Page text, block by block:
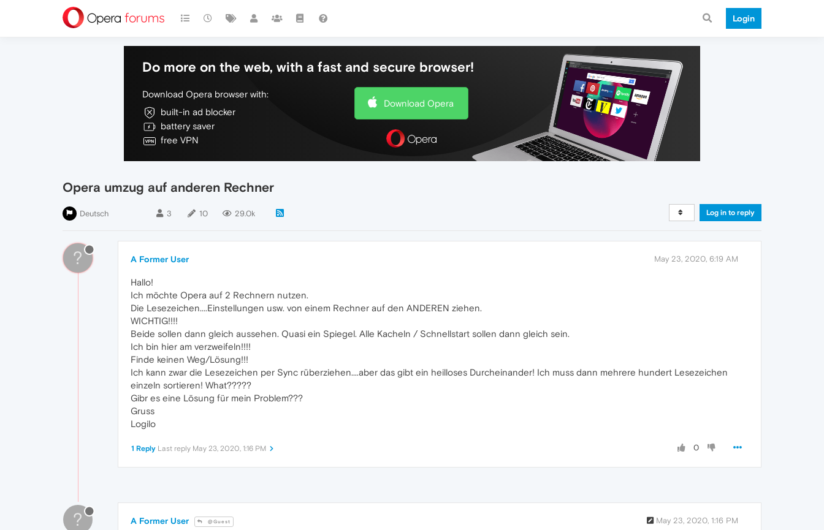
Login
Do more on the web, with a fast and secure browser!
Download Opera browser with:
built-in ad blocker
battery saver
free VPN
Download Opera
Opera umzug auf anderen Rechner
Deutsch 3 10 29.0k Log in to reply
? A Former User May 23, 2020, 6:19 AM
Hallo!
Ich möchte Opera auf 2 Rechnern nutzen.
Die Lesezeichen....Einstellungen usw. von einem Rechner auf den ANDEREN ziehen.
WICHTIG!!!!
Beide sollen dann gleich aussehen. Quasi ein Spiegel. Alle Kacheln / Schnellstart sollen dann gleich sein.
Ich bin hier am verzweifeln!!!!
Finde keinen Weg/Lösung!!!
Ich kann zwar die Lesezeichen per Sync rüberziehen....aber das gibt ein heilloses Durcheinander! Ich muss dann mehrere hundert Lesezeichen
einzeln sortieren! What?????
Gibr es eine Lösung für mein Problem???
Gruss
Logilo
0
1 Reply Last reply May 23, 2020, 1:16 PM
? A Former User @Guest May 23, 2020, 1:16 PM